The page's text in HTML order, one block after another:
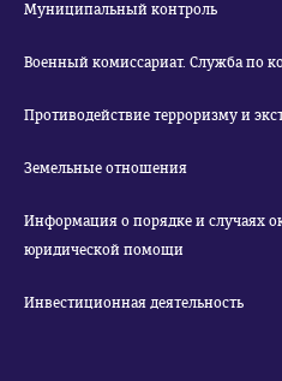
Муниципальный контроль
Военный комиссариат. Служба по
Противодействие терроризму и
Земельные отношения
Информация о порядке и случаях
юридической помощи
Инвестиционная деятельность